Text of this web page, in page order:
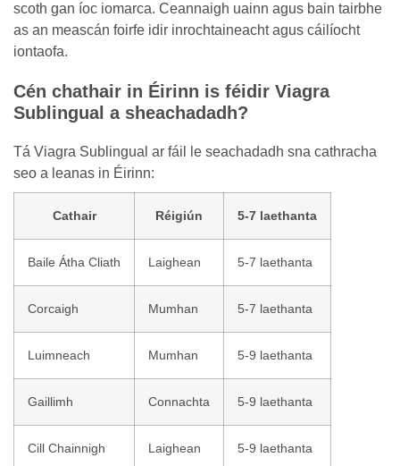
scoth gan íoc iomarca. Ceannaigh uainn agus bain tairbhe
as an meascán foirfe idir inrochtaineacht agus cáilíocht
iontaofa.
Cén chathair in Éirinn is féidir Viagra
Sublingual a sheachadadh?
Tá Viagra Sublingual ar fáil le seachadadh sna cathracha
seo a leanas in Éirinn:
Cathair Réigiún 5-7 laethanta
Baile Átha Cliath Laighean 5-7 laethanta
Corcaigh Mumhan 5-7 laethanta
Luimneach Mumhan 5-9 laethanta
Gaillimh Connachta 5-9 laethanta
Cill Chainnigh Laighean 5-9 laethanta